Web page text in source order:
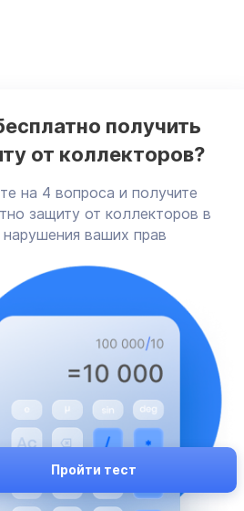
получить
от коллекторов?
на 4 вопроса и получите
защиту от коллекторов в
нарушения ваших прав
Пройти тест